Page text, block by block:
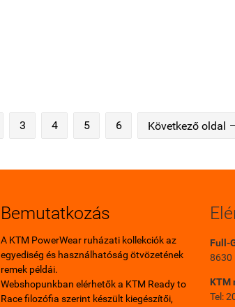
3 4 5 6 Következő oldal
Bemutatkozás
A KTM PowerWear ruházati kollekciók az
egyediség és használhatóság ötvözetének
remek példái.
Webshopunkban elérhetők a KTM Ready to
Race filozófia szerint készült kiegészítői,
Full-
8630
KTM
Tel: